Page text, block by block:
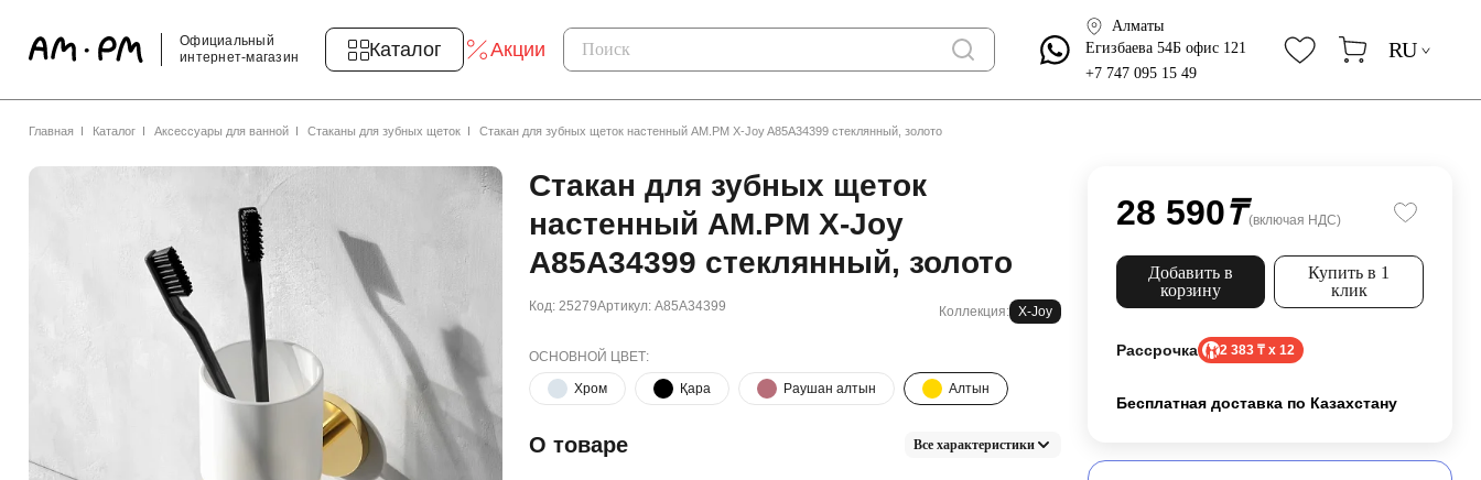
Официальный
интернет-магазин
Каталог Акции
Алматы
Егизбаева 54Б офис 121
+7 747 095 15 49
RU
Главная Каталог Аксессуары для ванной Стаканы для зубных щеток Стакан для зубных щеток настенный AM.PM X-Joy A85A34399 стеклянный, золото
Стакан для зубных щеток
настенный AM.PM X-Joy
A85A34399 стеклянный, золото
Код: 25279Артикул: A85A34399 Коллекция: X-Joy
ОСНОВНОЙ ЦВЕТ:
Хром Қара Раушан алтын Алтын
О товаре Все характеристики
28 590₸ (включая НДС)
Добавить в
корзину
Купить в 1
клик
Рассрочка 2 383 ₸ x 12
Бесплатная доставка по Казахстану